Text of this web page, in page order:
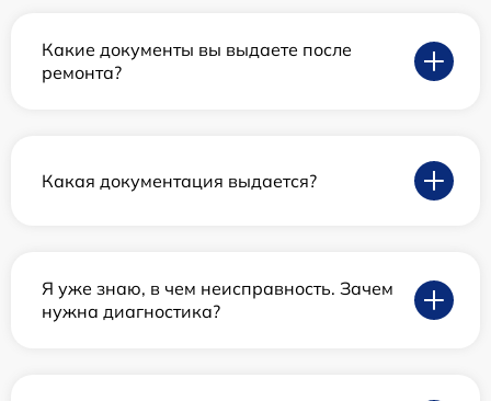
Какие документы вы выдаете после
ремонта?
Какая документация выдается?
Я уже знаю, в чем неисправность. Зачем
нужна диагностика?